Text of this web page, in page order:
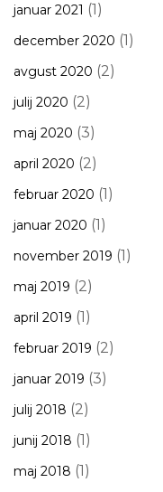
januar 2021 (1)
december 2020 (1)
avgust 2020 (2)
julij 2020 (2)
maj 2020 (3)
april 2020 (2)
februar 2020 (1)
januar 2020 (1)
november 2019 (1)
maj 2019 (2)
april 2019 (1)
februar 2019 (2)
januar 2019 (3)
julij 2018 (2)
junij 2018 (1)
maj 2018 (1)